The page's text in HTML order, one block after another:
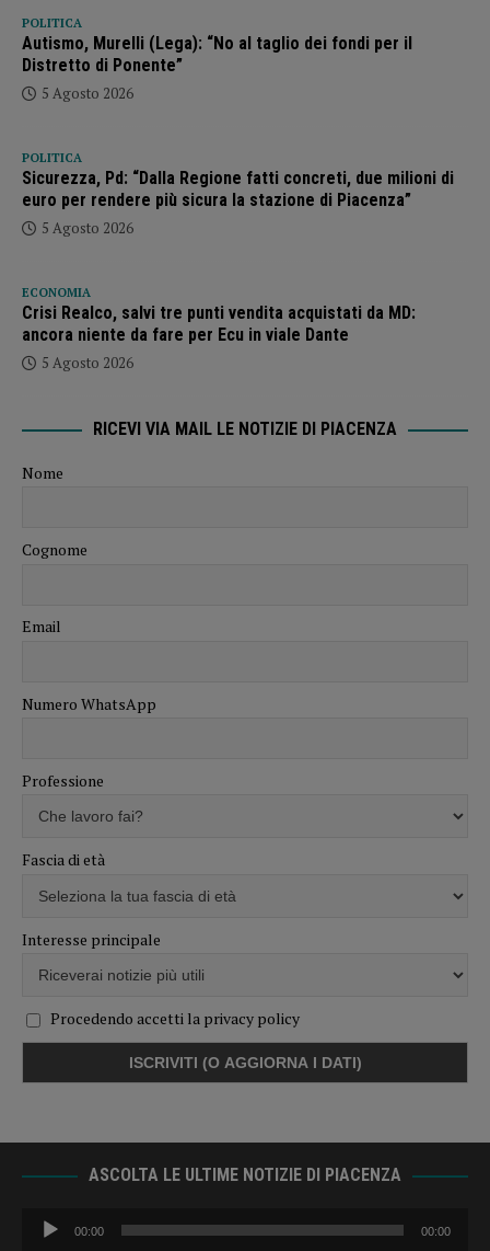
POLITICA
Autismo, Murelli (Lega): “No al taglio dei fondi per il
Distretto di Ponente”
5 Agosto 2026
POLITICA
Sicurezza, Pd: “Dalla Regione fatti concreti, due milioni di
euro per rendere più sicura la stazione di Piacenza”
5 Agosto 2026
ECONOMIA
Crisi Realco, salvi tre punti vendita acquistati da MD:
ancora niente da fare per Ecu in viale Dante
5 Agosto 2026
RICEVI VIA MAIL LE NOTIZIE DI PIACENZA
Nome
Cognome
Email
Numero WhatsApp
Professione
Fascia di età
Interesse principale
Procedendo accetti la privacy policy
ASCOLTA LE ULTIME NOTIZIE DI PIACENZA
Audio
Player
00:00 00:00